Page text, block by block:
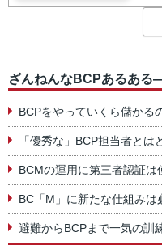
ざんねんなBCPあるある
BCPをやっていくら儲かる
「優秀な」BCP担当者とは
BCMの運用に第三者認証は
BC「M」に新たな仕組みは
避難からBCPまで一気の訓